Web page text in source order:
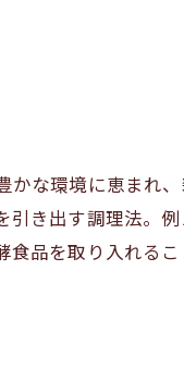
な環境に恵まれ
き出す調理法。
品を取り入れる